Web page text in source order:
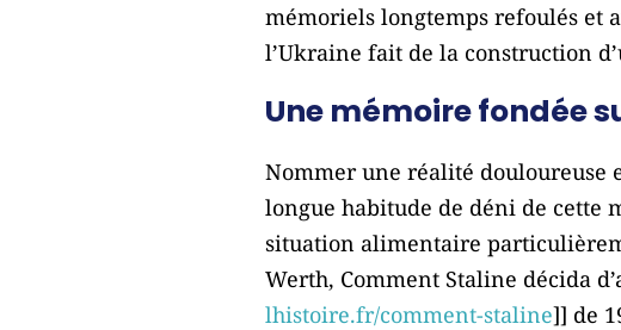
mémoriels longtemps refoulés et
l’Ukraine fait de la construction
Une mémoire fondée
Nommer une réalité douloureuse
longue habitude de déni de cette
situation alimentaire
Werth, Comment Staline décida
lhistoire.fr/comment-staline]] de